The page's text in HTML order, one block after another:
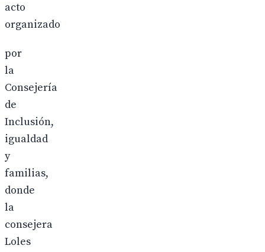
acto
organizado
por
la
Consejería
de
Inclusión,
igualdad
y
familias,
donde
la
consejera
Loles